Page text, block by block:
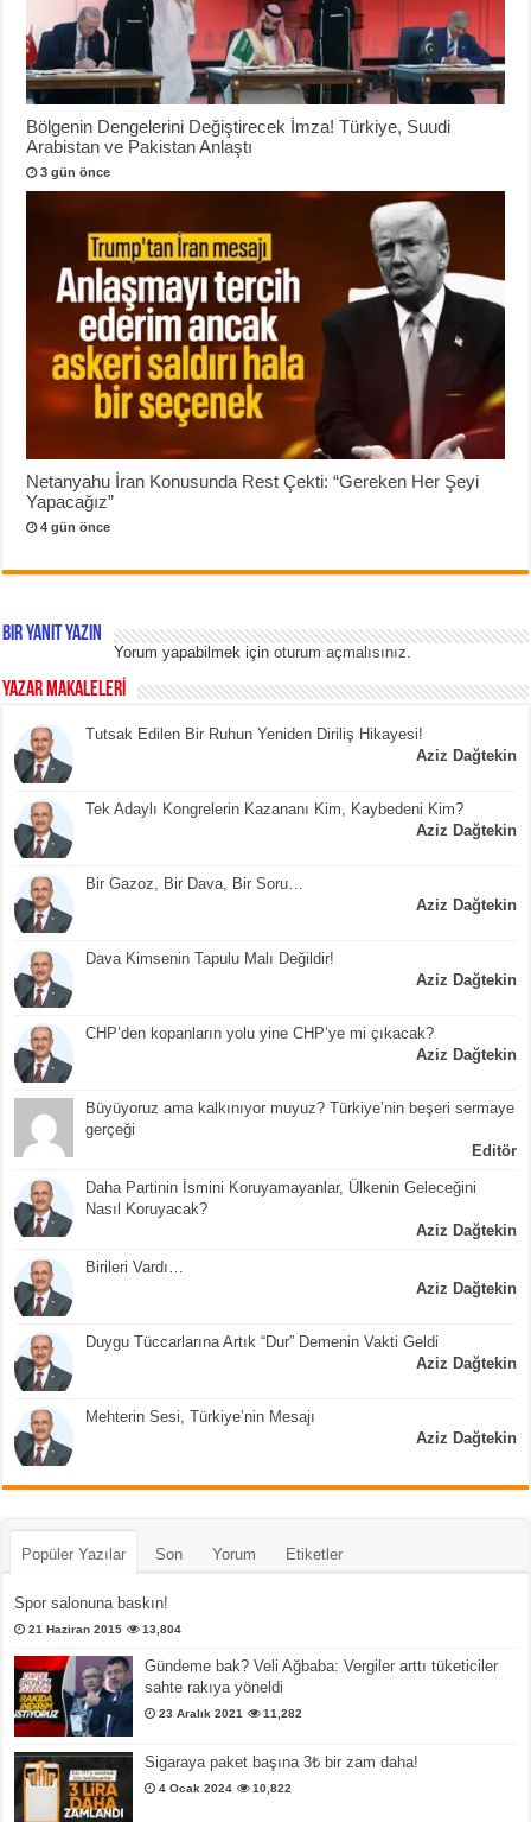
Bölgenin Dengelerini Değiştirecek İmza! Türkiye, Suudi
Arabistan ve Pakistan Anlaştı
3 gün önce
Netanyahu İran Konusunda Rest Çekti: “Gereken Her Şeyi
Yapacağız”
4 gün önce
Bir yanıt yazın
Yorum yapabilmek içinoturum açmalısınız
YAZAR MAKALELERİ
Tutsak Edilen Bir Ruhun Yeniden Diriliş Hikayesi!
Aziz Dağtekin
Tek Adaylı Kongrelerin Kazananı Kim, Kaybedeni Kim?
Aziz Dağtekin
Bir Gazoz, Bir Dava, Bir Soru…
Aziz Dağtekin
Dava Kimsenin Tapulu Malı Değildir!
Aziz Dağtekin
CHP’den kopanların yolu yine CHP’ye mi çıkacak?
Aziz Dağtekin
Büyüyoruz ama kalkınıyor muyuz? Türkiye’nin beşeri sermaye
gerçeği
Editör
Daha Partinin İsmini Koruyamayanlar, Ülkenin Geleceğini
Nasıl Koruyacak?
Aziz Dağtekin
Birileri Vardı…
Aziz Dağtekin
Duygu Tüccarlarına Artık “Dur” Demenin Vakti Geldi
Aziz Dağtekin
Mehterin Sesi, Türkiye’nin Mesajı
Aziz Dağtekin
Popüler Yazılar Son Yorum Etiketler
Spor salonuna baskın!
21 Haziran 2015 13,804
Gündeme bak? Veli Ağbaba: Vergiler arttı tüketiciler
sahte rakıya yöneldi
23 Aralık 2021 11,282
Sigaraya paket başına 3₺ bir zam daha!
4 Ocak 2024 10,822